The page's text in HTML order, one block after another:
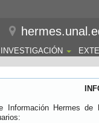
INVESTIGACIÓN
Información Hermes